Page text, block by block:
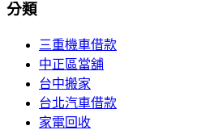
分類
三重機車借款
中正區當舖
台中搬家
台北汽車借款
家電回收